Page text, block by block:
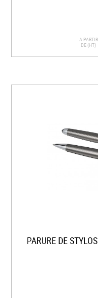
A PARTIR
DE (HT)
PARURE DE